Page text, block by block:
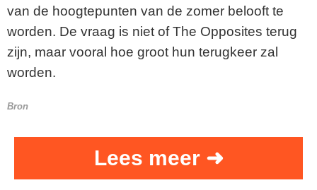
van de hoogtepunten van de zomer belooft te
worden. De vraag is niet of The Opposites terug
zijn, maar vooral hoe groot hun terugkeer zal
worden.
Bron
Lees meer ➜